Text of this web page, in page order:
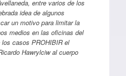
entre varios de los
idea de algunos
un motivo para limitar la
medios en las oficinas del
casos PROHIBIR el
Hawrylciw al cuerpo